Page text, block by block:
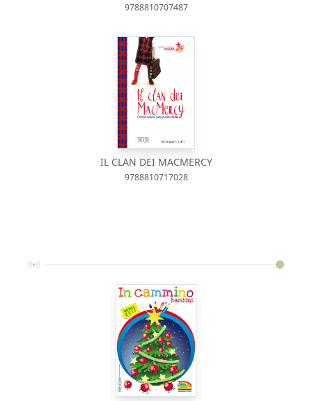
9788810707487
IL CLAN DEI MACMERCY
9788810717028